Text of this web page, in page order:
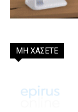
ΜΗ ΧΑΣΕΤΕ